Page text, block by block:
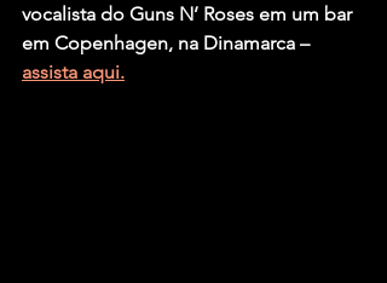
vocalista do Guns N’ Roses em um bar
em Copenhagen, na Dinamarca –
assista aqui.